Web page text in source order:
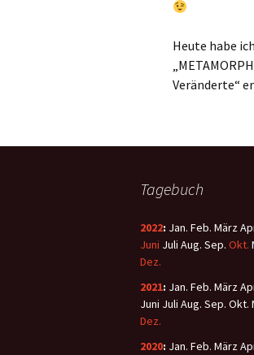
Heute habe
Veränderte“
Tagebuch
2022: Jan. Feb. März
Juni Juli Aug. Sep. Okt.
Dez.
2021: Jan. Feb. März
Juni Juli Aug. Sep. Okt.
Dez.
2020: Jan. Feb. März